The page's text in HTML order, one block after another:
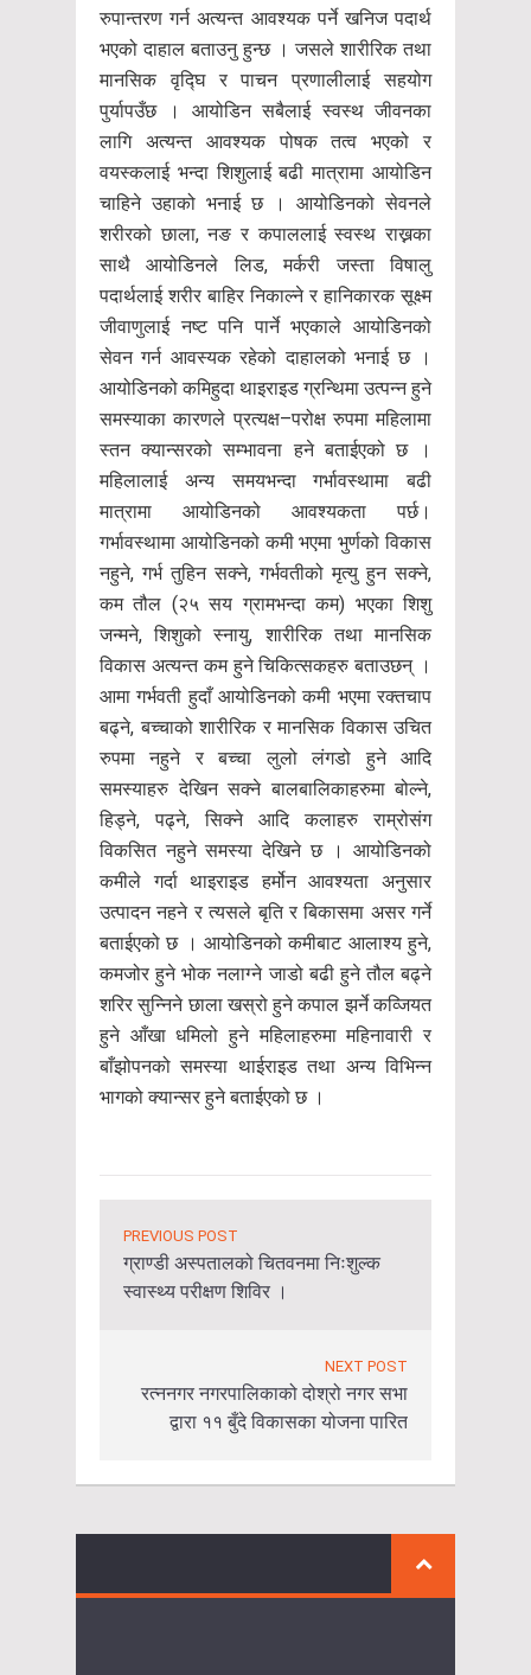
रुपान्तरण गर्न अत्यन्त आवश्यक पर्ने खनिज पदार्थ
भएको दाहाल बताउनु हुन्छ । जसले शारीरिक तथा
मानसिक वृद्घि र पाचन प्रणालीलाई सहयोग
पुर्यापउँछ । आयोडिन सबैलाई स्वस्थ जीवनका
लागि अत्यन्त आवश्यक पोषक तत्व भएको र
वयस्कलाई भन्दा शिशुलाई बढी मात्रामा आयोडिन
चाहिने उहाको भनाई छ । आयोडिनको सेवनले
शरीरको छाला, नङ र कपाललाई स्वस्थ राख्नका
साथै आयोडिनले लिड, मर्करी जस्ता विषालु
पदार्थलाई शरीर बाहिर निकाल्ने र हानिकारक सूक्ष्म
जीवाणुलाई नष्ट पनि पार्ने भएकाले आयोडिनको
सेवन गर्न आवस्यक रहेको दाहालको भनाई छ ।
आयोडिनको कमिहुदा थाइराइड ग्रन्थिमा उत्पन्न हुने
समस्याका कारणले प्रत्यक्ष–परोक्ष रुपमा महिलामा
स्तन क्यान्सरको सम्भावना हने बताईएको छ ।
महिलालाई अन्य समयभन्दा गर्भावस्थामा बढी
मात्रामा आयोडिनको आवश्यकता पर्छ।
गर्भावस्थामा आयोडिनको कमी भएमा भुर्णको विकास
नहुने, गर्भ तुहिन सक्ने, गर्भवतीको मृत्यु हुन सक्ने,
कम तौल (२५ सय ग्रामभन्दा कम) भएका शिशु
जन्मने, शिशुको स्नायु, शारीरिक तथा मानसिक
विकास अत्यन्त कम हुने चिकित्सकहरु बताउछन् ।
आमा गर्भवती हुदाँ आयोडिनको कमी भएमा रक्तचाप
बढ्ने, बच्चाको शारीरिक र मानसिक विकास उचित
रुपमा नहुने र बच्चा लुलो लंगडो हुने आदि
समस्याहरु देखिन सक्ने बालबालिकाहरुमा बोल्ने,
हिड्ने, पढ्ने, सिक्ने आदि कलाहरु राम्रोसंग
विकसित नहुने समस्या देखिने छ । आयोडिनको
कमीले गर्दा थाइराइड हर्मोन आवश्यता अनुसार
उत्पादन नहने र त्यसले बृति र बिकासमा असर गर्ने
बताईएको छ । आयोडिनको कमीबाट आलाश्य हुने,
कमजोर हुने भोक नलाग्ने जाडो बढी हुने तौल बढ्ने
शरिर सुन्निने छाला खस्रो हुने कपाल झर्ने कव्जियत
हुने आँखा धमिलो हुने महिलाहरुमा महिनावारी र
बाँझोपनको समस्या थाईराइड तथा अन्य विभिन्न
भागको क्यान्सर हुने बताईएको छ ।
PREVIOUS POST
ग्राण्डी अस्पतालको चितवनमा निःशुल्क
स्वास्थ्य परीक्षण शिविर ।
NEXT POST
रत्ननगर नगरपालिकाको दोश्रो नगर सभा
द्वारा ११ बुँदे विकासका योजना पारित